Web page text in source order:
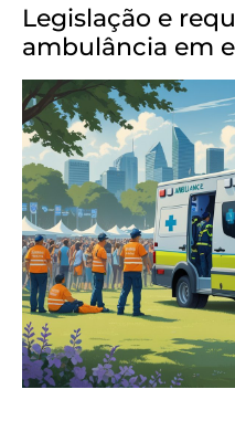
Legislação e
ambulância em